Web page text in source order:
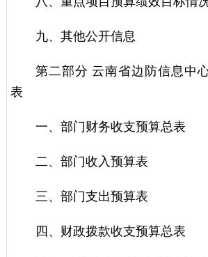
九、其他公开信息
第二部分 云南省边防信息中
表
一、部门财务收支预算总表
二、部门收入预算表
三、部门支出预算表
四、财政拨款收支预算总表